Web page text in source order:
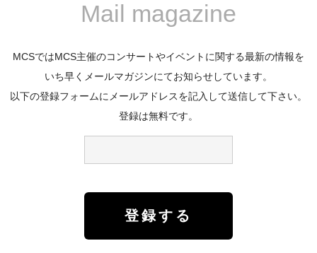
Mail magazine
MCSではMCS主催のコンサートやイベントに関する最新の情報を
いち早くメールマガジンにてお知らせしています。
以下の登録フォームにメールアドレスを記入して送信して下さい。
登録は無料です。